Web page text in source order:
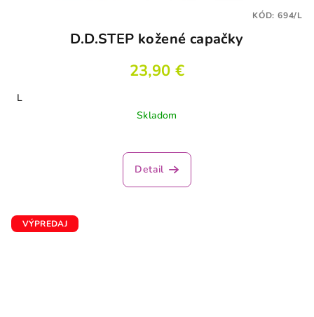
D.D.STEP kožené capačky
23,90 €
L
Skladom
Detail
KÓD: 694/L
VÝPREDAJ